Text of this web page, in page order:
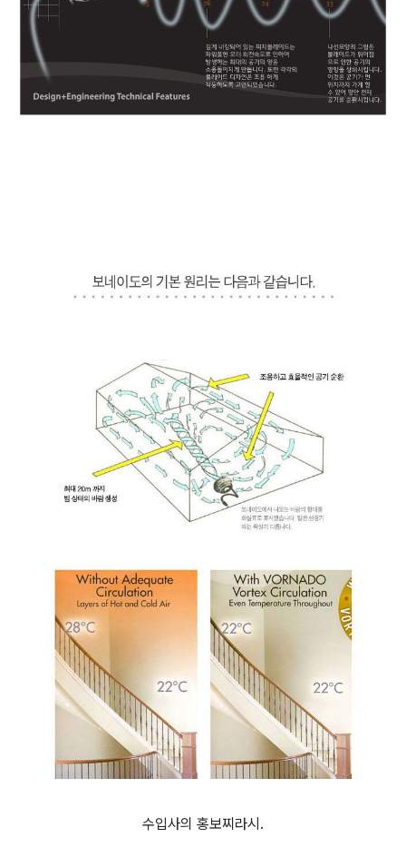
수입사의 홍보찌라시.